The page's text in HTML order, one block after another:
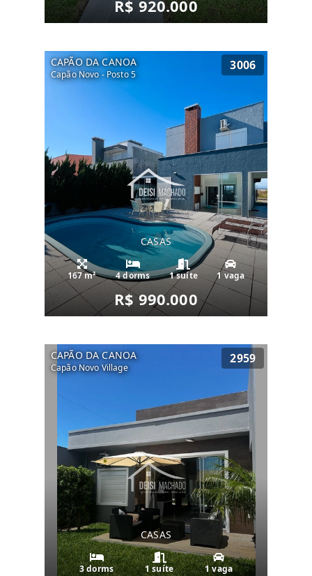
R$ 920.000
CAPÃO DA CANOA
Capão Novo - Posto 5
3006
CASAS
167 m² 4 dorms 1 suíte 1 vaga
R$ 990.000
CAPÃO DA CANOA
Capão Novo Village
2959
CASAS
3 dorms 1 suíte 1 vaga